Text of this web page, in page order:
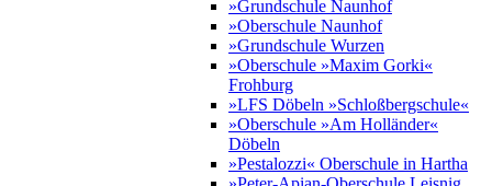
»Grundschule Naunhof
»Oberschule Naunhof
»Grundschule Wurzen
»Oberschule »Maxim Gorki«
Frohburg
»LFS Döbeln »Schloßbergschule«
»Oberschule »Am Holländer«
Döbeln
»Pestalozzi« Oberschule in Hartha